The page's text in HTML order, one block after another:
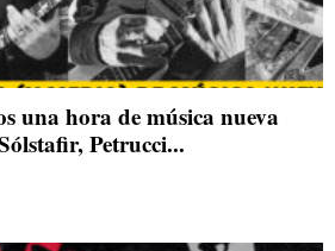
una hora de música nueva
Petrucci...